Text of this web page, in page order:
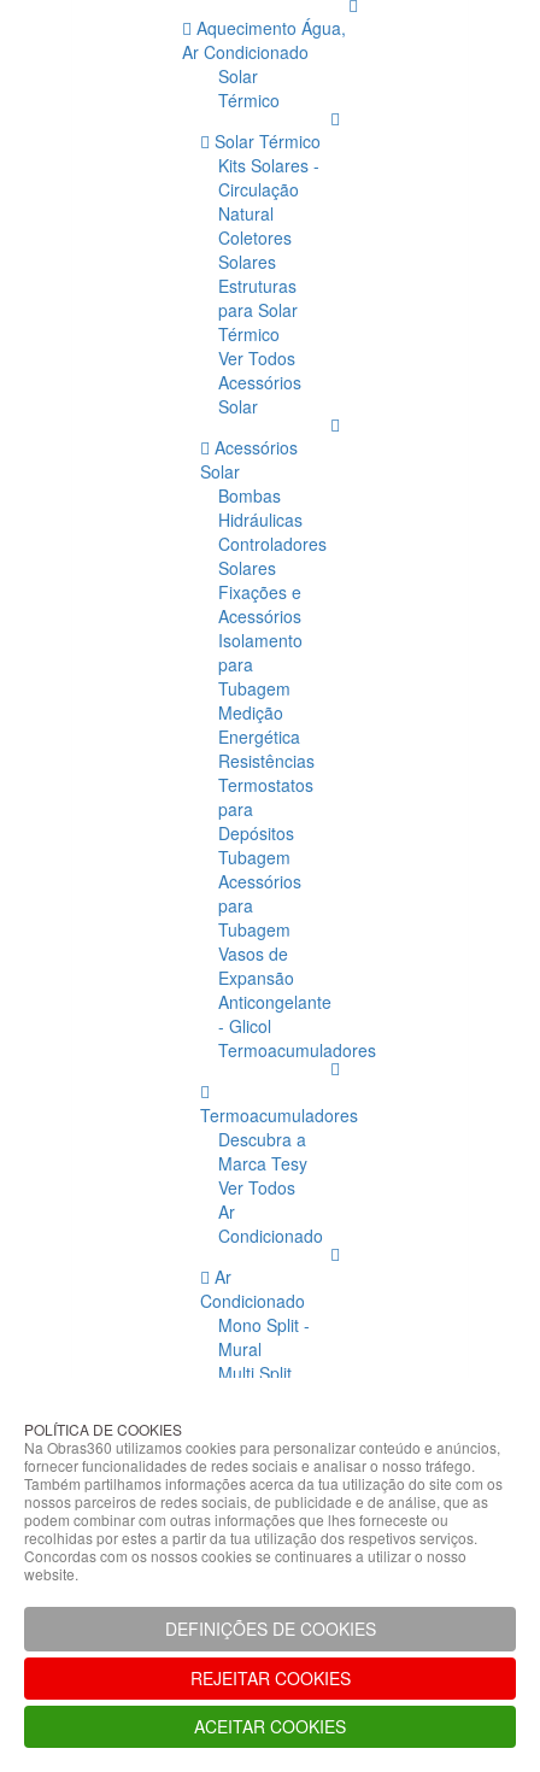
Aquecimento Água,
Ar Condicionado
Solar
Térmico
Solar Térmico
Kits Solares -
Circulação
Natural
Coletores
Solares
Estruturas
para Solar
Térmico
Ver Todos
Acessórios
Solar
Acessórios
Solar
Bombas
Hidráulicas
Controladores
Solares
Fixações e
Acessórios
Isolamento
para
Tubagem
Medição
Energética
Resistências
Termostatos
para
Depósitos
Tubagem
Acessórios
para
Tubagem
Vasos de
Expansão
Anticongelante
- Glicol
Termoacumuladores
Termoacumuladores
Descubra a
Marca Tesy
Ver Todos
Ar
Condicionado
Ar
Condicionado
Mono Split -
Mural
Multi Split
Condicionado
Acessórios
Climatização
Acessórios
Climatização
Hidráulicas
Controladores
Fixações e
Acessórios
Isolamento
para
Tubagem
POLÍTICA DE COOKIES
Na Obras360 utilizamos cookies para personalizar conteúdo e anúncios,
fornecer funcionalidades de redes sociais e analisar o nosso tráfego.
Também partilhamos informações acerca da tua utilização do site com os
nossos parceiros de redes sociais, de publicidade e de análise, que as
podem combinar com outras informações que lhes forneceste ou
recolhidas por estes a partir da tua utilização dos respetivos serviços.
Concordas com os nossos cookies se continuares a utilizar o nosso
website.
DEFINIÇÕES DE COOKIES
REJEITAR COOKIES
ACEITAR COOKIES